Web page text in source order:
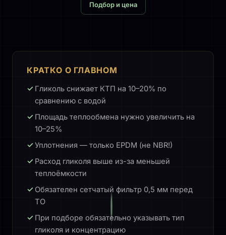
Подбор и цена
КРАТКО О ГЛАВНОМ
Гликоль снижает КТП на 10–20% по
сравнению с водой
Площадь теплообмена нужно увеличить на
10–25%
Уплотнения — только EPDM (не NBR!)
Расход гликоля выше из-за меньшей
теплоёмкости
Обязателен сетчатый фильтр 0,5 мм перед
ТО
При подборе обязательно указывать тип
гликоля и концентрацию